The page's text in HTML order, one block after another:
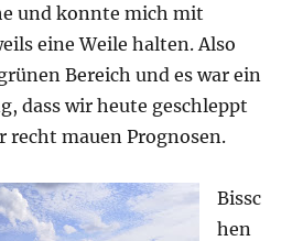
und konnte mich mit
eine Weile halten. Also
Bereich und es war ein
dass wir heute geschleppt
mauen Prognosen.
Bissc
hen